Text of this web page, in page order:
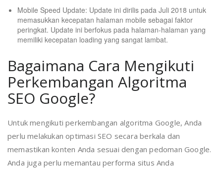
Mobile Speed Update: Update ini dirilis pada Juli 2018 untuk
memasukkan kecepatan halaman mobile sebagai faktor
peringkat. Update ini berfokus pada halaman-halaman yang
memiliki kecepatan loading yang sangat lambat.
Bagaimana Cara Mengikuti
Perkembangan Algoritma
SEO Google?
Untuk mengikuti perkembangan algoritma Google, Anda
perlu melakukan optimasi SEO secara berkala dan
memastikan konten Anda sesuai dengan pedoman Google.
Anda juga perlu memantau performa situs Anda